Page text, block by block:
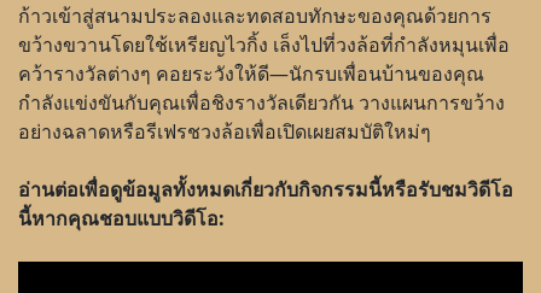
ก้าวเข้าสู่สนามประลองและทดสอบทักษะของคุณด้วยการ
ขว้างขวานโดยใช้เหรียญไวกิ้ง เล็งไปที่วงล้อที่กำลังหมุนเพื่อ
คว้ารางวัลต่างๆ คอยระวังให้ดี—นักรบเพื่อนบ้านของคุณ
กำลังแข่งขันกับคุณเพื่อชิงรางวัลเดียวกัน วางแผนการขว้าง
อย่างฉลาดหรือรีเฟรชวงล้อเพื่อเปิดเผยสมบัติใหม่ๆ
อ่านต่อเพื่อดูข้อมูลทั้งหมดเกี่ยวกับกิจกรรมนี้หรือรับชมวิดีโอ
นี้หากคุณชอบแบบวิดีโอ: